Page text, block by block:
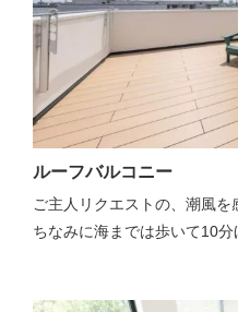
ルーフバルコニー
ご主人リクエストの、潮風を
ちなみに海までは歩いて10分